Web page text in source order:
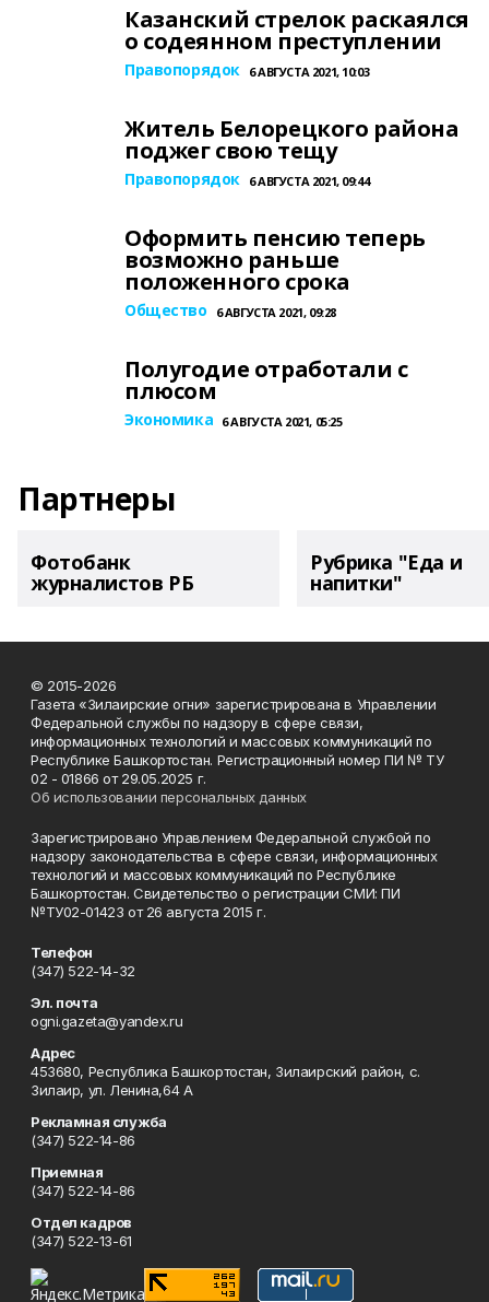
Казанский стрелок раскаялся
о содеянном преступлении
Правопорядок 6 АВГУСТА 2021, 10:03
Житель Белорецкого района
поджег свою тещу
Правопорядок 6 АВГУСТА 2021, 09:44
Оформить пенсию теперь
возможно раньше
положенного срока
Общество 6 АВГУСТА 2021, 09:28
Полугодие отработали с
плюсом
Экономика 6 АВГУСТА 2021, 05:25
Партнеры
Фотобанк
журналистов РБ
Рубрика "Еда и
напитки"
© 2015-2026
Газета «Зилаирские огни» зарегистрирована в Управлении
Федеральной службы по надзору в сфере связи,
информационных технологий и массовых коммуникаций по
Республике Башкортостан. Регистрационный номер ПИ № ТУ
02 - 01866 от 29.05.2025 г.
Об использовании персональных данных
Зарегистрировано Управлением Федеральной службой по
надзору законодательства в сфере связи, информационных
технологий и массовых коммуникаций по Республике
Башкортостан. Свидетельство о регистрации СМИ: ПИ
№ТУ02-01423 от 26 августа 2015 г.
Телефон
(347) 522-14-32
Эл. почта
ogni.gazeta@yandex.ru
Адрес
453680, Республика Башкортостан, Зилаирский район, с.
Зилаир, ул. Ленина,64 А
Рекламная служба
(347) 522-14-86
Приемная
(347) 522-14-86
Отдел кадров
(347) 522-13-61